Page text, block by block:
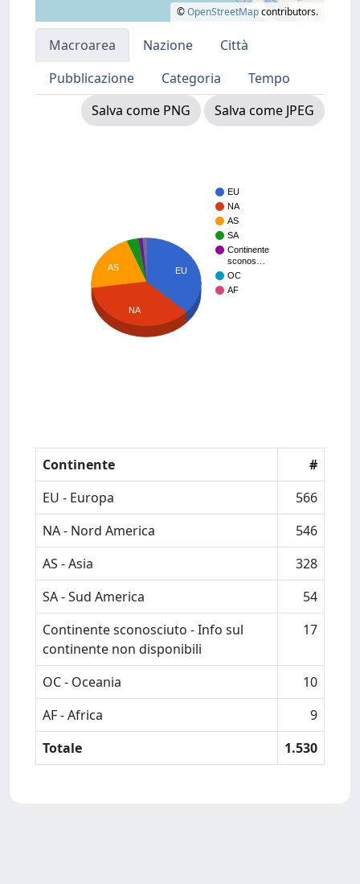
©OpenStreetMapcontributors.
Macroarea Nazione
Città
Pubblicazione
Categoria
Tempo
Salva come PNG
Salva come JPEG
EU
NA
AS
SA
Continente
sconos…
OC
AF
EU
AS
NA
Continente
#
EU - Europa
566
NA - Nord America
546
AS - Asia
328
SA - Sud America
54
Continente sconosciuto - Info sul
continente non disponibili
17
OC - Oceania
10
AF - Africa
9
Totale
1.530